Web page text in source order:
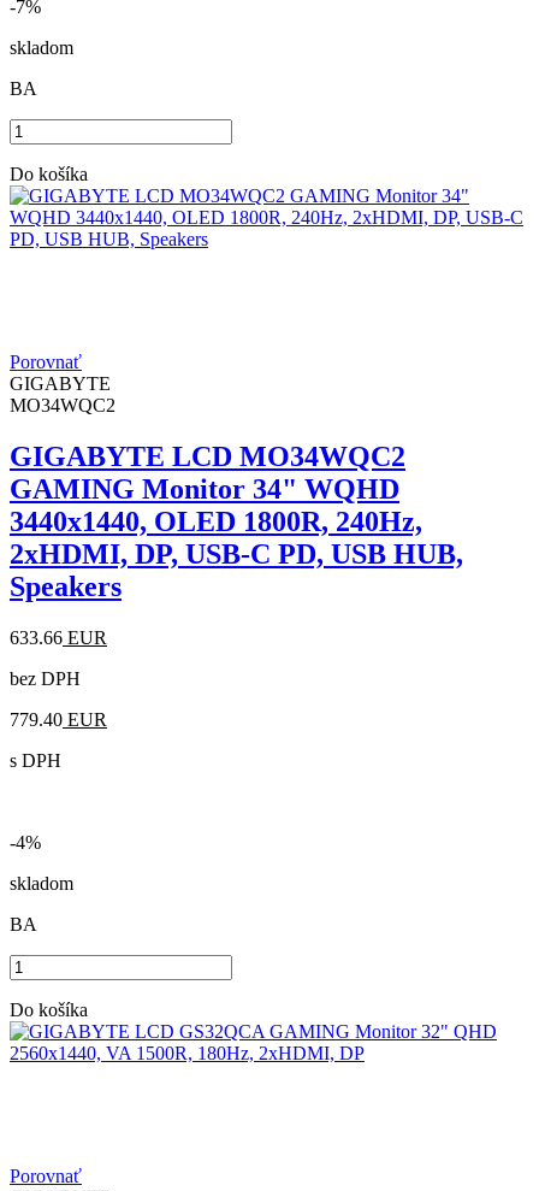
-7%
skladom
BA
Do košíka
Porovnať
GIGABYTE
MO34WQC2
GIGABYTE LCD MO34WQC2
GAMING Monitor 34" WQHD
3440x1440, OLED 1800R, 240Hz,
2xHDMI, DP, USB-C PD, USB HUB,
Speakers
633.66 EUR
bez DPH
779.40 EUR
s DPH
-4%
skladom
BA
Do košíka
Porovnať